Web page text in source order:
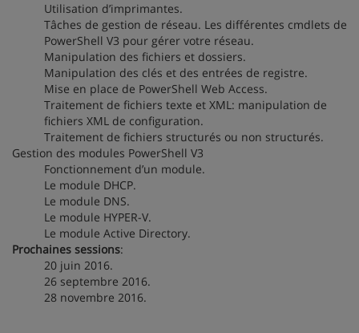
Utilisation d’imprimantes.
Tâches de gestion de réseau. Les différentes cmdlets de
PowerShell V3 pour gérer votre réseau.
Manipulation des fichiers et dossiers.
Manipulation des clés et des entrées de registre.
Mise en place de PowerShell Web Access.
Traitement de fichiers texte et XML: manipulation de
fichiers XML de configuration.
Traitement de fichiers structurés ou non structurés.
Gestion des modules PowerShell V3
Fonctionnement d’un module.
Le module DHCP.
Le module DNS.
Le module HYPER-V.
Le module Active Directory.
Prochaines sessions:
20 juin 2016.
26 septembre 2016.
28 novembre 2016.